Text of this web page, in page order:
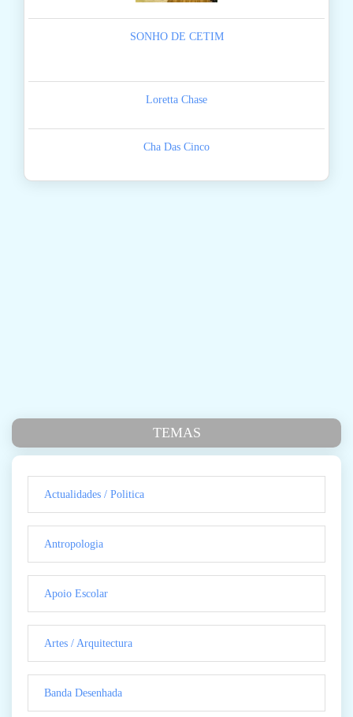
SONHO DE CETIM
Loretta Chase
Cha Das Cinco
TEMAS
Actualidades / Politica
Antropologia
Apoio Escolar
Artes / Arquitectura
Banda Desenhada